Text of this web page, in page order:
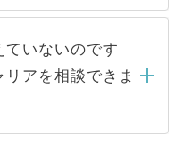
応募が殺到する場
件に合った人材の
するケースが増え
ません。内定先へ
パートナーが行い
さい。
とはありませんの
サイトからの登録
様の個人情報は、
および転職活動の
ます。お預かりし
タはご本人の許可
ていないのです
アを相談できま